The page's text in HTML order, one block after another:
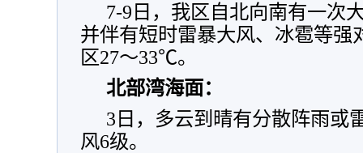
7-9日，我区自北向南有一次
并伴有短时雷暴大风、冰雹等强
区27～33℃。
北部湾海面：
3日，多云到晴有分散阵雨或
风6级。